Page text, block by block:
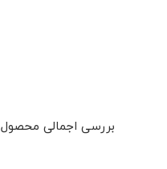
بررسی اجمالی محصول